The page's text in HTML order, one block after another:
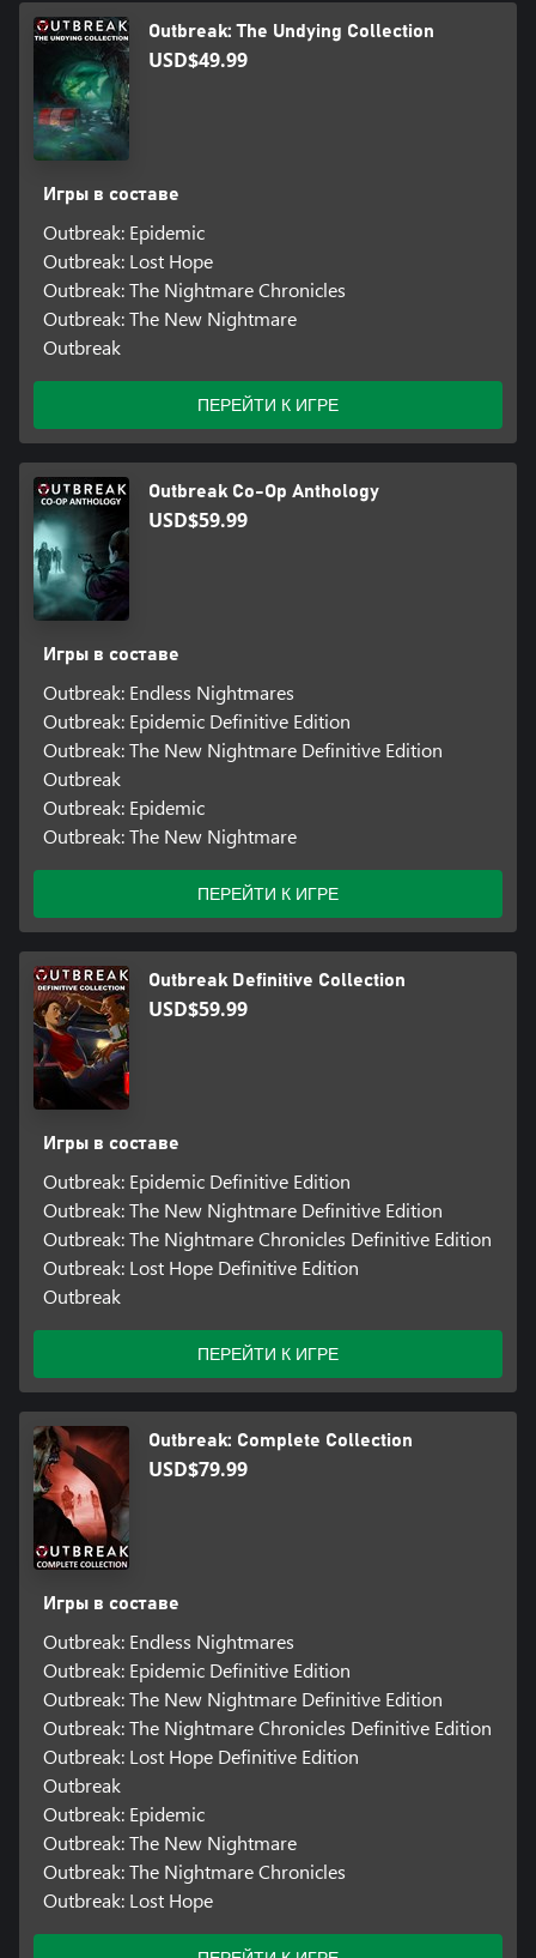
Outbreak: The Undying Collection
USD$49.99
Игры в составе
Outbreak: Epidemic
Outbreak: Lost Hope
Outbreak: The Nightmare Chronicles
Outbreak: The New Nightmare
Outbreak
ПЕРЕЙТИ К ИГРЕ
Outbreak Co-Op Anthology
USD$59.99
Игры в составе
Outbreak: Endless Nightmares
Outbreak: Epidemic Definitive Edition
Outbreak: The New Nightmare Definitive Edition
Outbreak
Outbreak: Epidemic
Outbreak: The New Nightmare
ПЕРЕЙТИ К ИГРЕ
Outbreak Definitive Collection
USD$59.99
Игры в составе
Outbreak: Epidemic Definitive Edition
Outbreak: The New Nightmare Definitive Edition
Outbreak: The Nightmare Chronicles Definitive Edition
Outbreak: Lost Hope Definitive Edition
Outbreak
ПЕРЕЙТИ К ИГРЕ
Outbreak: Complete Collection
USD$79.99
Игры в составе
Outbreak: Endless Nightmares
Outbreak: Epidemic Definitive Edition
Outbreak: The New Nightmare Definitive Edition
Outbreak: The Nightmare Chronicles Definitive Edition
Outbreak: Lost Hope Definitive Edition
Outbreak
Outbreak: Epidemic
Outbreak: The New Nightmare
Outbreak: The Nightmare Chronicles
Outbreak: Lost Hope